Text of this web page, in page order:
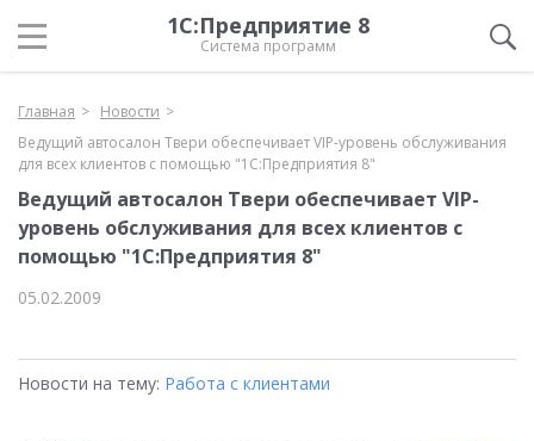
1С:Предприятие 8
Система программ
Главная
Новости
Ведущий автосалон Твери обеспечивает VIP-уровень обслуживания
для всех клиентов с помощью "1С:Предприятия 8"
Ведущий автосалон Твери обеспечивает VIP-
уровень обслуживания для всех клиентов с
помощью "1С:Предприятия 8"
05.02.2009
Новости на тему: Работа с клиентами